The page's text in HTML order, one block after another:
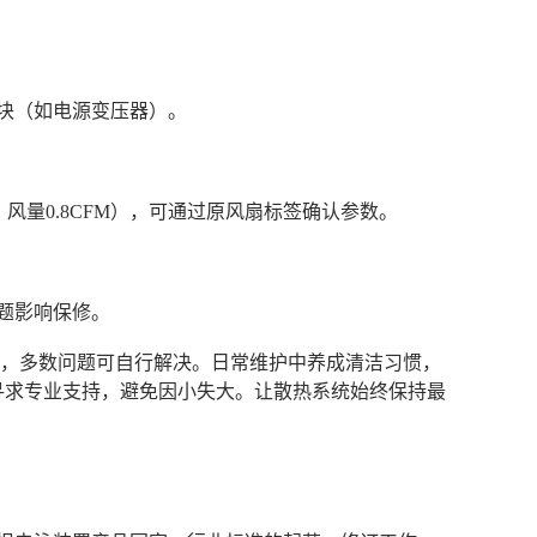
（如电源变压器）。
量0.8CFM），可通过原风扇标签确认参数。
影响保修。
数问题可自行解决。日常维护中养成清洁习惯，
专业支持，避免因小失大。让散热系统始终保持最